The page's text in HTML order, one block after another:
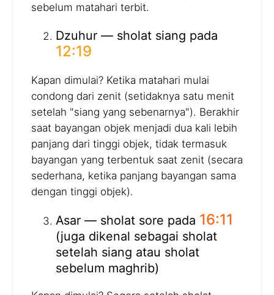
sebelum matahari terbit.
Dzuhur — sholat siang pada
12:19
Kapan dimulai? Ketika matahari mulai
condong dari zenit (setidaknya satu menit
setelah "siang yang sebenarnya"). Berakhir
saat bayangan objek menjadi dua kali lebih
panjang dari tinggi objek, tidak termasuk
bayangan yang terbentuk saat zenit (secara
sederhana, ketika panjang bayangan sama
dengan tinggi objek).
Asar — sholat sore pada 16:11
(juga dikenal sebagai sholat
setelah siang atau sholat
sebelum maghrib)